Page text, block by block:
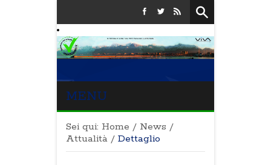
MENU
Sei qui: Home / News /
Attualità / Dettaglio